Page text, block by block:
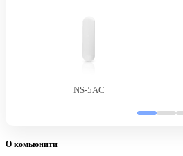
NS-5AC
О комьюнити